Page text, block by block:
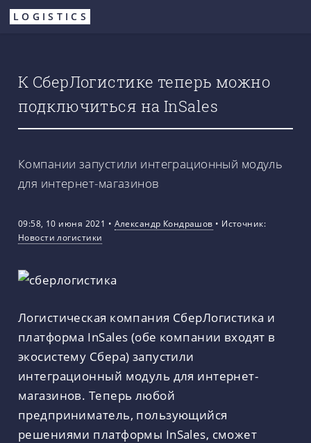
Перейти
LOGISTICS
К СберЛогистике теперь можно
подключиться на InSales
Компании запустили интеграционный модуль
для интернет-магазинов
09:58, 10 июня 2021 • Александр Кондрашов • Источник:
Новости логистики
Логистическая компания СберЛогистика и
платформа InSales (обе компании входят в
экосистему Сбера) запустили
интеграционный модуль для интернет-
магазинов. Теперь любой
предприниматель, пользующийся
решениями платформы InSales, сможет